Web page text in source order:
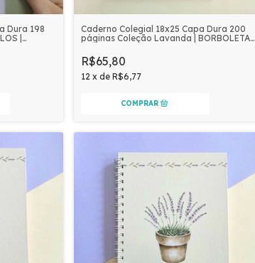
Dura 198
|
Caderno Colegial 18x25 Capa Dura 200
páginas Coleção Lavanda | BORBOLETAS
R$65,80
12 xdeR$6,77